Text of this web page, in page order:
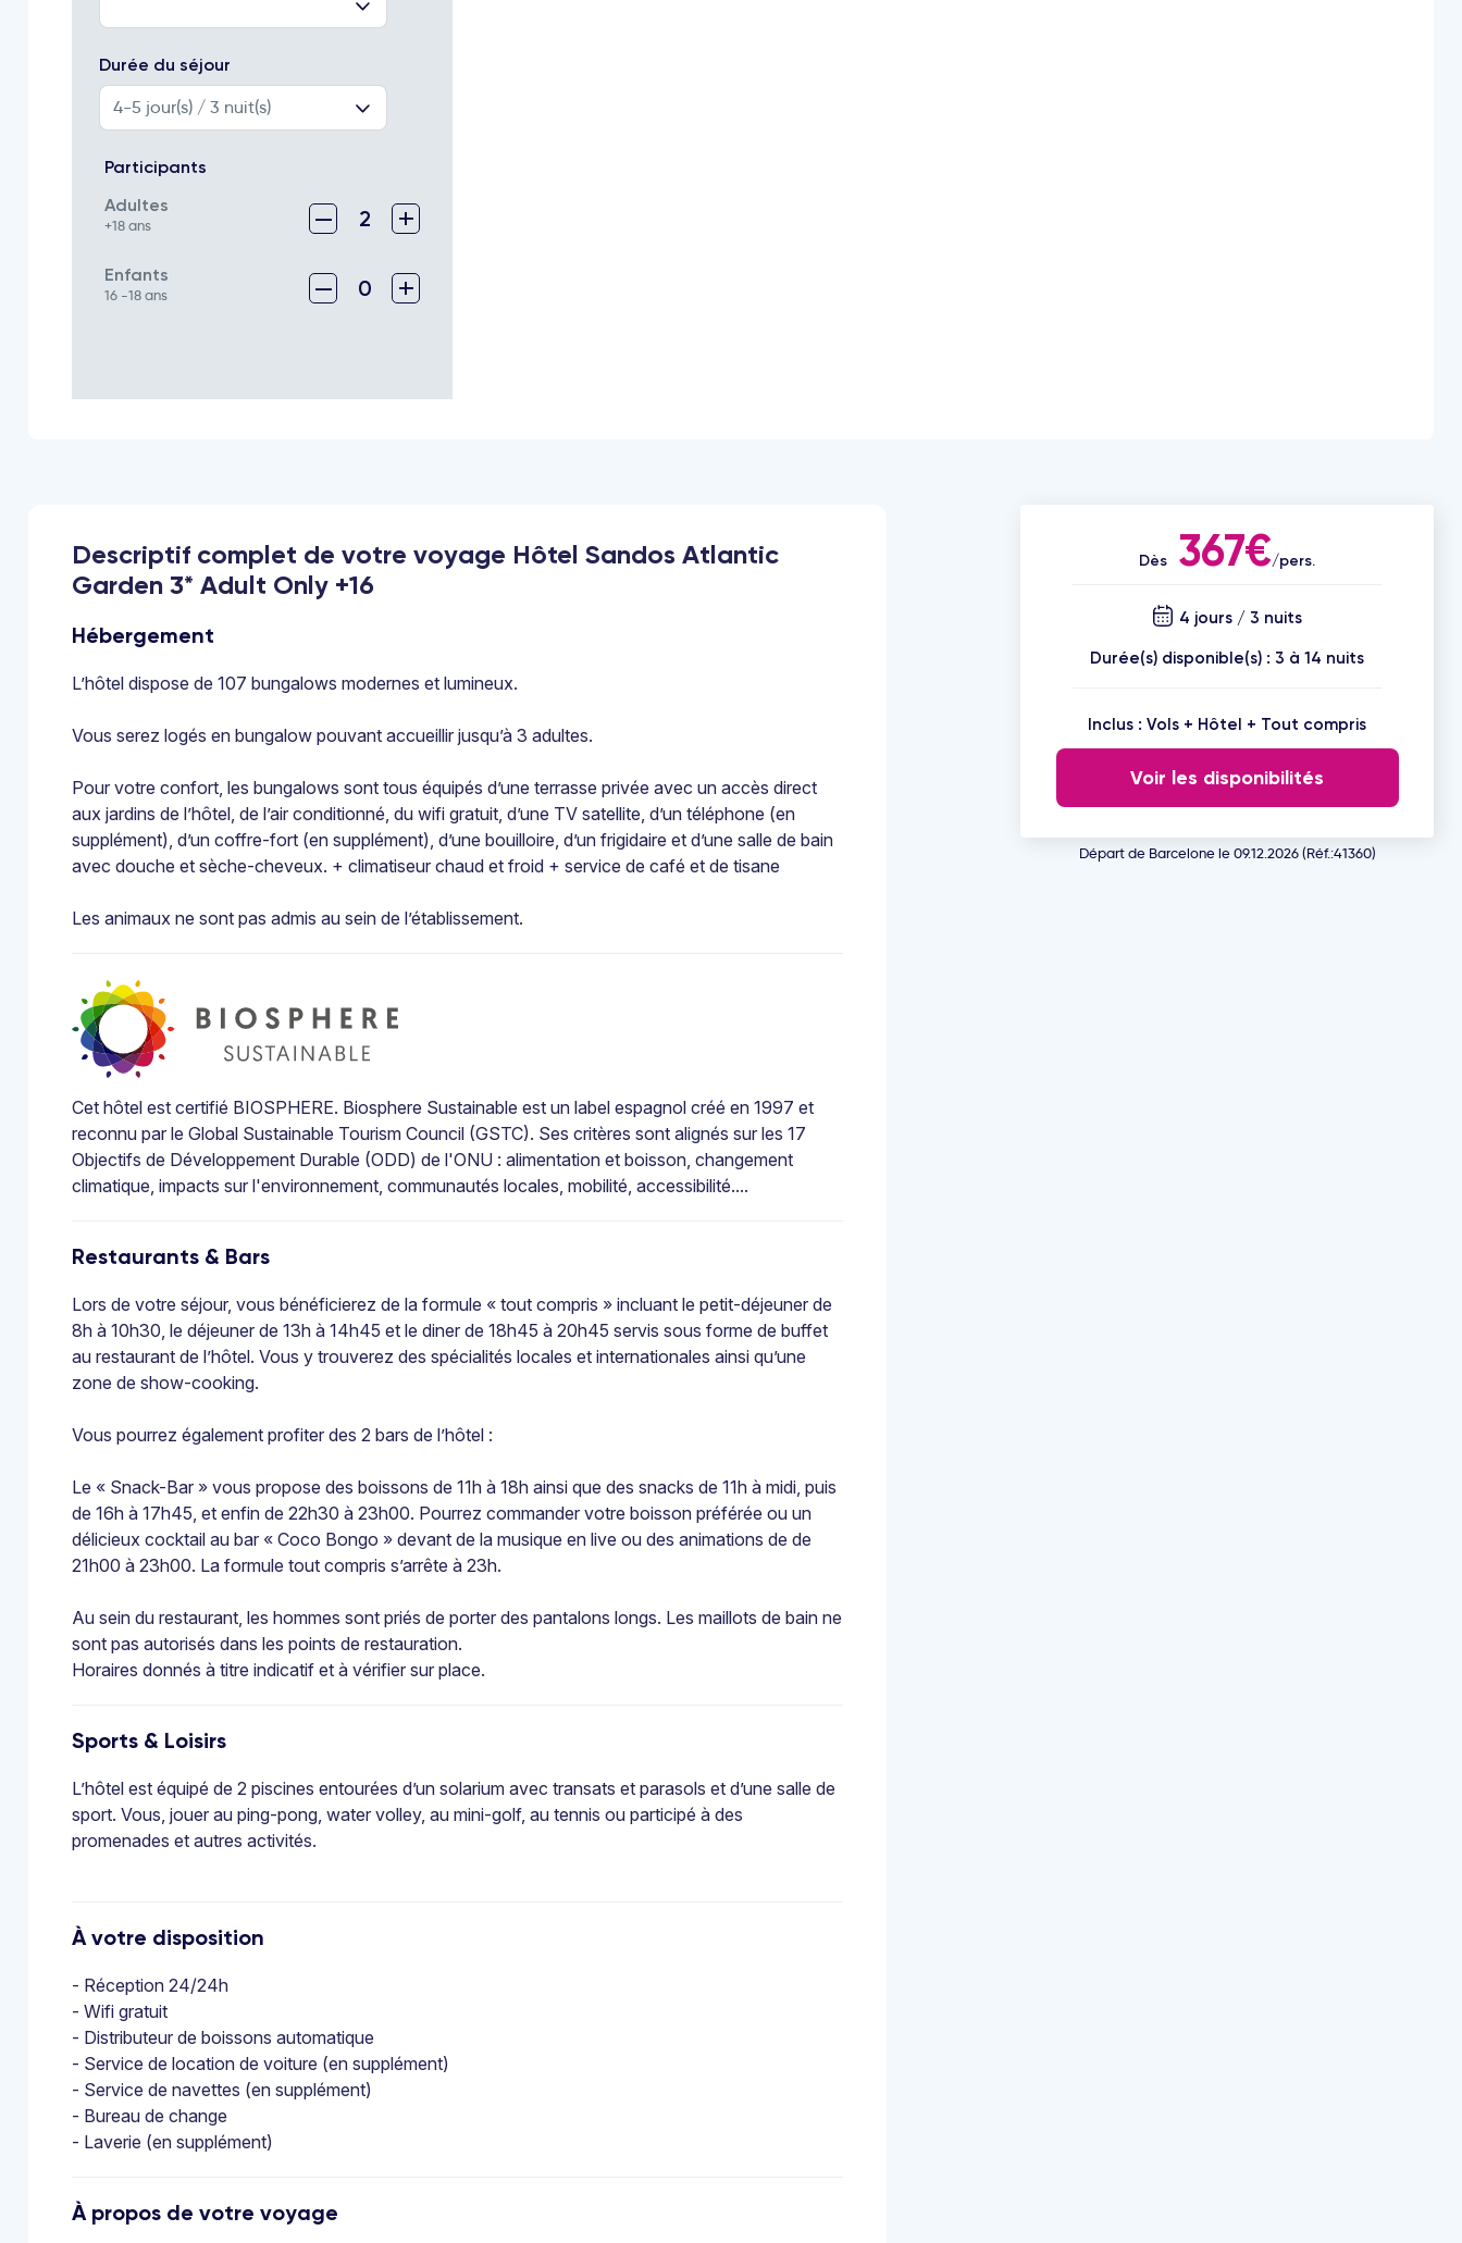
Durée du séjour
4-5 jour(s) / 3 nuit(s)
Participants
Adultes
+18 ans – 2 +
Enfants
16 -18 ans – 0 +
Descriptif complet de votre voyage Hôtel Sandos Atlantic
Garden 3* Adult Only +16
Hébergement
L’hôtel dispose de 107 bungalows modernes et lumineux.
Vous serez logés en bungalow pouvant accueillir jusqu’à 3 adultes.
Pour votre confort, les bungalows sont tous équipés d’une terrasse privée avec un accès direct
aux jardins de l’hôtel, de l’air conditionné, du wifi gratuit, d’une TV satellite, d’un téléphone (en
supplément), d’un coffre-fort (en supplément), d’une bouilloire, d’un frigidaire et d’une salle de bain
avec douche et sèche-cheveux. + climatiseur chaud et froid + service de café et de tisane
Les animaux ne sont pas admis au sein de l’établissement.
Cet hôtel est certifié BIOSPHERE. Biosphere Sustainable est un label espagnol créé en 1997 et
reconnu par le Global Sustainable Tourism Council (GSTC). Ses critères sont alignés sur les 17
Objectifs de Développement Durable (ODD) de l'ONU : alimentation et boisson, changement
climatique, impacts sur l'environnement, communautés locales, mobilité, accessibilité....
Restaurants & Bars
Lors de votre séjour, vous bénéficierez de la formule « tout compris » incluant le petit-déjeuner de
8h à 10h30, le déjeuner de 13h à 14h45 et le diner de 18h45 à 20h45 servis sous forme de buffet
au restaurant de l’hôtel. Vous y trouverez des spécialités locales et internationales ainsi qu’une
zone de show-cooking.
Vous pourrez également profiter des 2 bars de l’hôtel :
Le « Snack-Bar » vous propose des boissons de 11h à 18h ainsi que des snacks de 11h à midi, puis
de 16h à 17h45, et enfin de 22h30 à 23h00. Pourrez commander votre boisson préférée ou un
délicieux cocktail au bar « Coco Bongo » devant de la musique en live ou des animations de de
21h00 à 23h00. La formule tout compris s’arrête à 23h.
Au sein du restaurant, les hommes sont priés de porter des pantalons longs. Les maillots de bain ne
sont pas autorisés dans les points de restauration.
Horaires donnés à titre indicatif et à vérifier sur place.
Sports & Loisirs
L’hôtel est équipé de 2 piscines entourées d’un solarium avec transats et parasols et d’une salle de
sport. Vous, jouer au ping-pong, water volley, au mini-golf, au tennis ou participé à des
promenades et autres activités.
À votre disposition
- Réception 24/24h
- Wifi gratuit
- Distributeur de boissons automatique
- Service de location de voiture (en supplément)
- Service de navettes (en supplément)
- Bureau de change
- Laverie (en supplément)
À propos de votre voyage
Dès 367€/pers.
4 jours / 3 nuits
Durée(s) disponible(s) : 3 à 14 nuits
Inclus : Vols + Hôtel + Tout compris
Voir les disponibilités
Départ de Barcelone le 09.12.2026 (Réf.:41360)